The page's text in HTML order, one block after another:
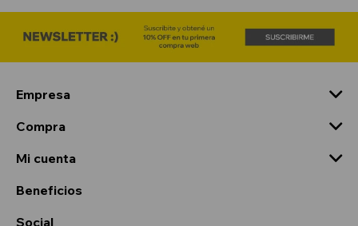
Empresa
Compra
Mi cuenta
Beneficios
Social